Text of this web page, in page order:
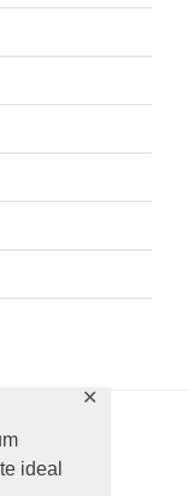
ideal
✕